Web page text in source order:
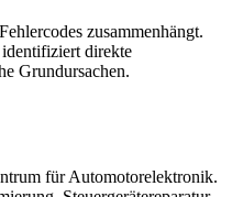
zusammenhängt.
direkte
Grundursachen.
für Automotorelektronik.